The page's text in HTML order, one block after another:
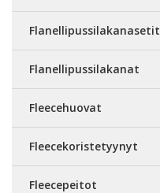
Flanellipussilakanasetit
Flanellipussilakanat
Fleecehuovat
Fleecekoristetyynyt
Fleecepeitot